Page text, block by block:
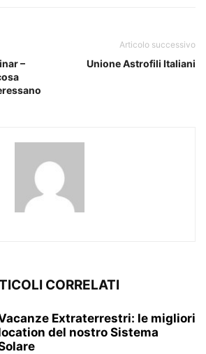
–
Articolo successivo
Unione Astrofili Italiani
CORRELATI
Extraterrestri: le migliori
del nostro Sistema